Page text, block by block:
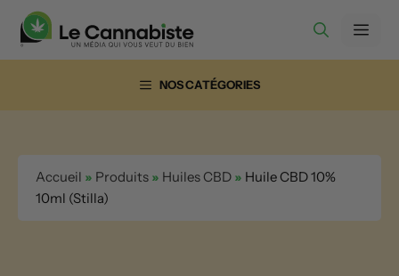
Aller
contenu
NOS CATÉGORIES
Accueil » Produits » Huiles CBD » Huile CBD 10%
10ml (Stilla)